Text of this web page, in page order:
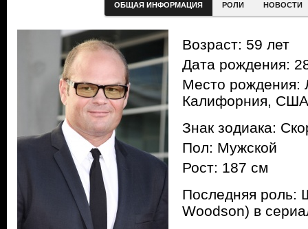
ОБЩАЯ ИНФОРМАЦИЯ РОЛИ НОВОСТИ
Возраст: 59 лет
Дата рождения:
Место рождения:
Калифорния, США
Знак зодиака:
Пол: Мужской
Рост: 187 см
Последняя роль:
Woodson) в